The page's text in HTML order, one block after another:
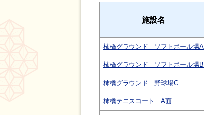
施設名
柿橋グラウンド ソフトボール場A
柿橋グラウンド ソフトボール場B
柿橋グラウンド 野球場C
柿橋テニスコート A面